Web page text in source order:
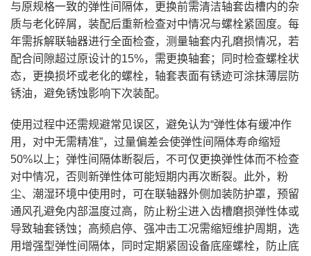
与原规格一致的弹性间隔体，更换前需清洁轴套齿槽内的杂
质与老化碎屑，装配后重新检查对中情况与螺栓紧固度。每
年需拆解联轴器进行全面检查，测量轴套内孔磨损情况，若
配合间隙超过原设计的15%，需更换轴套；同时检查螺栓状
态，更换损坏或老化的螺栓，轴套表面有锈迹可涂抹薄层防
锈油，避免锈蚀影响下次装配。
使用过程中还需规避常见误区，避免认为“弹性体有缓冲作
用，对中无需精准”，过量偏差会使弹性间隔体寿命缩短
50%以上；弹性间隔体断裂后，不可仅更换弹性体而不检查
对中情况，否则新弹性体可能短期内再次断裂。此外，粉
尘、潮湿环境中使用时，可在联轴器外侧加装防护罩，预留
通风孔避免内部温度过高，防止粉尘进入齿槽磨损弹性体或
导致轴套锈蚀；高频启停、强冲击工况需缩短维护周期，选
用增强型弹性间隔体，同时定期紧固设备底座螺栓，防止底